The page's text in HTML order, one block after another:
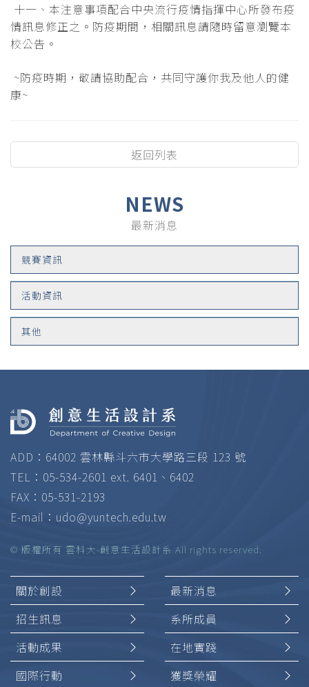
NEWS
最新消息
競賽資訊
活動資訊
其他
十一、本注意事項配合中央流行疫情指揮中心所發布疫
情訊息修正之。防疫期間，相關訊息請隨時留意瀏覽本
校公告。
~防疫時期，敬請協助配合，共同守護你我及他人的健
康~
返回列表
ADD：64002 雲林縣斗六市大學路三段 123 號
TEL：05-534-2601 ext. 6401、6402
FAX：05-531-2193
E-mail： udo@yuntech.edu.tw
© 版權所有 雲科大-創意生活設計系 All rights reserved.
關於創設
最新消息
招生訊息
系所成員
活動成果
在地實踐
國際行動
獲獎榮耀